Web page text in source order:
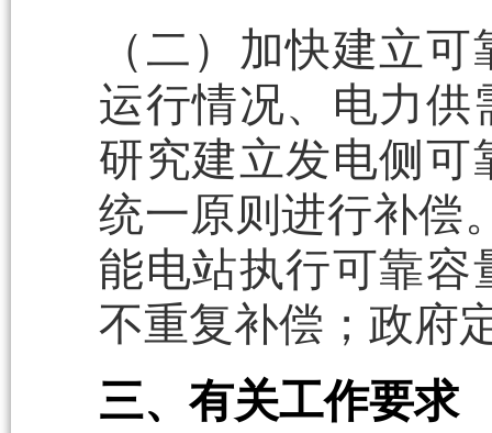
（二）加快建立
运行情况、电力供
研究建立发电侧可
统一原则进行补偿
能电站执行可靠容
不重复补偿；政府
三、有关工作要求